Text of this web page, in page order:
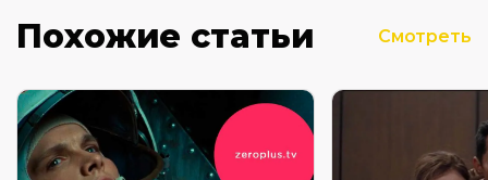
Похожие статьи Смотреть